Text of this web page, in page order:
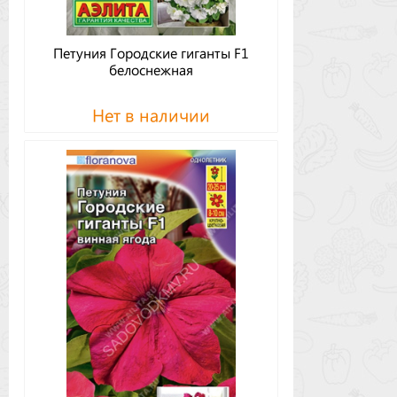
Петуния Городские гиганты F1
белоснежная
Нет в наличии